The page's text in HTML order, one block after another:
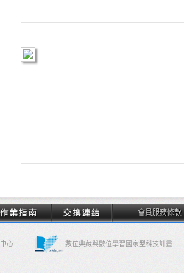
會員服務條款
心 數位典藏與數位學習國家型科技計畫